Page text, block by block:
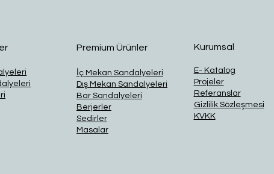
Premium Ürünler
İç Mekan Sandalyeleri
Dış Mekan Sandalyeleri
Bar Sandalyeleri
Berjerler
Sedirler
Masalar
Kurumsal
E- Katalog
Projeler
Referanslar
Gizlilik Sözleşmesi
KVKK